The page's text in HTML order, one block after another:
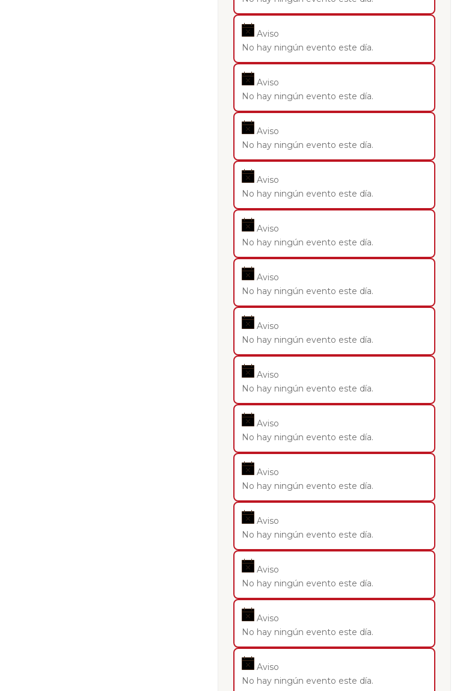
Aviso
No hay ningún evento este día.
Aviso
No hay ningún evento este día.
Aviso
No hay ningún evento este día.
Aviso
No hay ningún evento este día.
Aviso
No hay ningún evento este día.
Aviso
No hay ningún evento este día.
Aviso
No hay ningún evento este día.
Aviso
No hay ningún evento este día.
Aviso
No hay ningún evento este día.
Aviso
No hay ningún evento este día.
Aviso
No hay ningún evento este día.
Aviso
No hay ningún evento este día.
Aviso
No hay ningún evento este día.
Aviso
No hay ningún evento este día.